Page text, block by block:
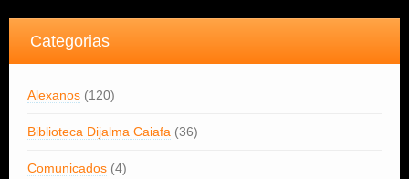
Categorias
Alexanos (120)
Biblioteca Dijalma Caiafa (36)
Comunicados (4)